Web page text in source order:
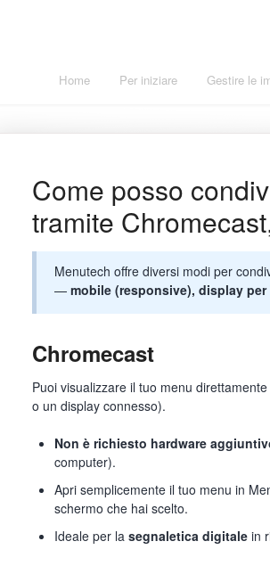
Home Per iniziare Gestire le
Come posso
tramite
Menutech offre diversi modi per
— mobile (responsive), display per
Chromecast
Puoi visualizzare il tuo menu
o un display connesso).
Non è richiesto hardware
computer).
Apri semplicemente il tuo menu in
schermo che hai scelto.
Ideale per la segnaletica digitalein